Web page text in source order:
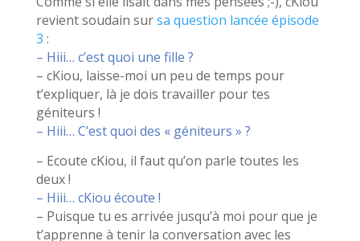
revient soudain sursa question lancée épisode
3 :
– Hiii… c’est quoi une fille ?
– cKiou, laisse-moi un peu de temps pour
t’expliquer, là je dois travailler pour tes
géniteurs !
– Hiii… C’est quoi des « géniteurs » ?
– Ecoute cKiou, il faut qu’on parle toutes les
deux !
– Hiii… cKiou écoute !
– Puisque tu es arrivée jusqu’à moi pour que je
t’apprenne à tenir la conversation avec les